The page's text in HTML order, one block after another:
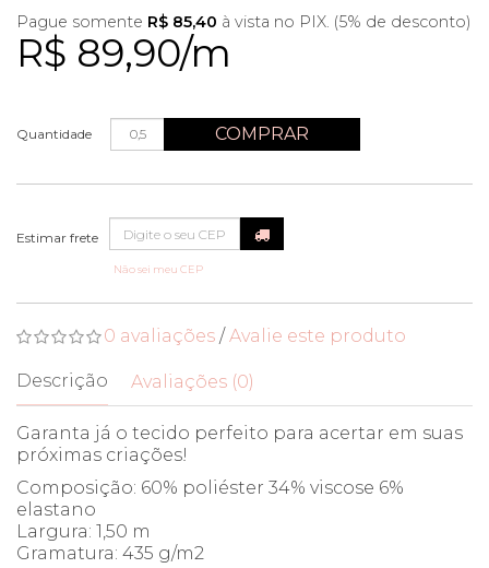
R$ 89,90/m
Pague somente R$ 85,40 à vista no PIX. (5% de desconto)
Quantidade COMPRAR
Não sei meu CEP
0 avaliações /Avalie este produto
Descrição Avaliações (0)
Garanta já o tecido perfeito para acertar em suas
próximas criações!
Composição: 60% poliéster 34% viscose 6%
elastano
Largura: 1,50 m
Gramatura: 435 g/m2